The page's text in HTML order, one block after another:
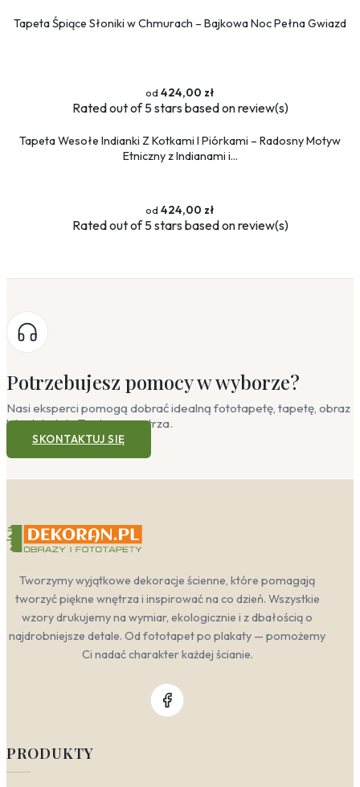
Tapeta Śpiące Słoniki w Chmurach – Bajkowa Noc Pełna Gwiazd
424,00 zł
Ratedout of 5 stars based onreview(s)
Tapeta Wesołe Indianki Z Kotkami I Piórkami – Radosny Motyw
Etniczny z Indianami i...
424,00 zł
Ratedout of 5 stars based onreview(s)
Potrzebujesz pomocy w wyborze?
Nasi eksperci pomogą dobrać idealną fototapetę, tapetę, obraz
lub plakat do Twojego wnętrza.
SKONTAKTUJ SIĘ
Tworzymy wyjątkowe dekoracje ścienne, które pomagają
tworzyć piękne wnętrza i inspirować na co dzień. Wszystkie
wzory drukujemy na wymiar, ekologicznie i z dbałością o
najdrobniejsze detale. Od fototapet po plakaty — pomożemy
Ci nadać charakter każdej ścianie.
PRODUKTY